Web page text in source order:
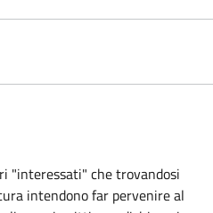
"interessati" che trovandosi
intendono far pervenire al